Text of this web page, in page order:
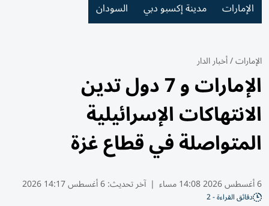
الإمارات مدينة إكسبو دبي السودان
الإمارات/أخبار الدار
الإمارات و 7 دول تدين
الانتهاكات الإسرائيلية
المتواصلة في قطاع غزة
6 أغسطس 2026 14:08 مساء | آخر تحديث:6 أغسطس 14:17 2026
دقائق القراءة - 2